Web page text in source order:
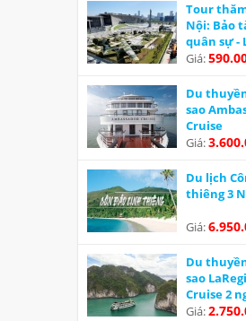
Tour
Nội: Bảo
quân sự -
hoá các
Giá:
Du
sao
Cruise
Giá:
Du lịch
thiêng 3
Giá:
Du
sao
Cruise 2
Ưu đãi
Giá: